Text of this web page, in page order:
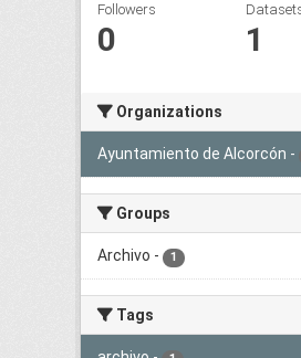
Followers
0 1
Organizations
Ayuntamiento de Alcorcón -
Groups
Archivo - 1
Tags